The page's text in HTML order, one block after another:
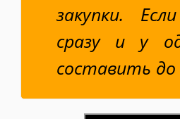
закупки.
сразу и у
составить до